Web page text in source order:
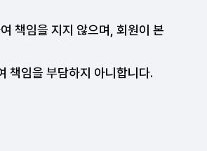
책임을 지지 않으며, 회원이 본
책임을 부담하지 아니합니다.